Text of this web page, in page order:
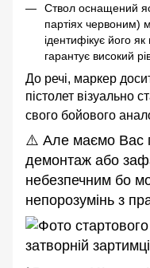
Ствол оснащений
партіях червоним)
ідентифікує його
гарантує високий
До речі, маркер
пістолет візуально
свого бойового
⚠️ Але маємо Вас
демонтаж або
небезпечним бо
непорозумінь з